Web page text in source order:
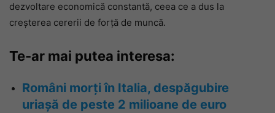
dezvoltare economică constantă, ceea ce a dus la
creșterea cererii de forță de muncă.
Te-ar mai putea interesa:
Români morți în Italia, despăgubire
uriașă de peste 2 milioane de euro